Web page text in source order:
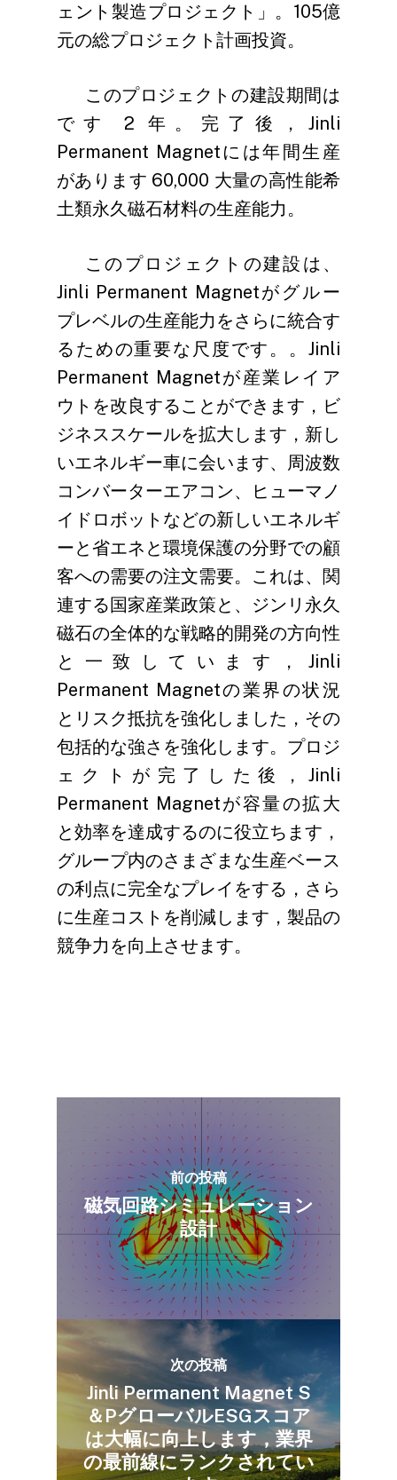
ェント製造プロジェクト」。105億
元の総プロジェクト計画投資。
このプロジェクトの建設期間は
です 2 年。完了後，Jinli
Permanent Magnetには年間生産
があります 60,000 大量の高性能希
土類永久磁石材料の生産能力。
このプロジェクトの建設は、
Jinli Permanent Magnetがグルー
プレベルの生産能力をさらに統合す
るための重要な尺度です。。Jinli
Permanent Magnetが産業レイア
ウトを改良することができます，ビ
ジネススケールを拡大します，新し
いエネルギー車に会います、周波数
コンバーターエアコン、ヒューマノ
イドロボットなどの新しいエネルギ
ーと省エネと環境保護の分野での顧
客への需要の注文需要。これは、関
連する国家産業政策と、ジンリ永久
磁石の全体的な戦略的開発の方向性
と一致しています，Jinli
Permanent Magnetの業界の状況
とリスク抵抗を強化しました，その
包括的な強さを強化します。プロジ
ェクトが完了した後，Jinli
Permanent Magnetが容量の拡大
と効率を達成するのに役立ちます，
グループ内のさまざまな生産ベース
の利点に完全なプレイをする，さら
に生産コストを削減します，製品の
競争力を向上させます。
前の投稿
磁気回路シミュレーション
設計
次の投稿
Jinli Permanent Magnet S
＆PグローバルESGスコア
は大幅に向上します，業界
の最前線にランクされてい
フロントページ
私たちについて
会社概要
生産ベース
開発履歴
企業の栄誉
製品センター
磁気材料
磁気成分
磁気装置
高度な製造
イノベーションケース
生産機器
持続可能な開発
ESGレポート
会社のニュース